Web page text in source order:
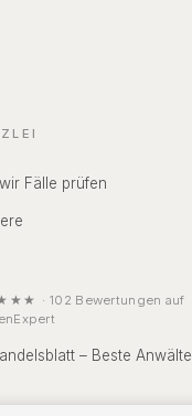
Fälle prüfen
· 102 Bewertungen auf
– Beste Anwälte